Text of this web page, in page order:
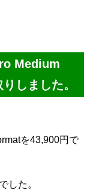
Medium
しました。
を43,900円で
した。